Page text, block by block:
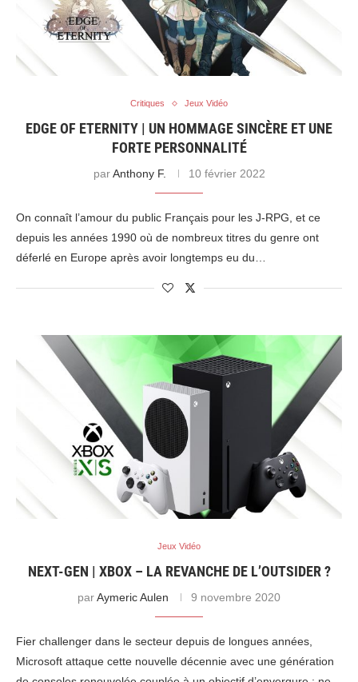
Critiques Jeux Vidéo
EDGE OF ETERNITY | UN HOMMAGE SINCÈRE ET UNE
FORTE PERSONNALITÉ
parAnthony F. 10 février 2022
On connaît l’amour du public Français pour les J-RPG, et ce
depuis les années 1990 où de nombreux titres du genre ont
déferlé en Europe après avoir longtemps eu du…
Jeux Vidéo
NEXT-GEN | XBOX – LA REVANCHE DE L’OUTSIDER ?
parAymeric Aulen 9 novembre 2020
Fier challenger dans le secteur depuis de longues années,
Microsoft attaque cette nouvelle décennie avec une génération